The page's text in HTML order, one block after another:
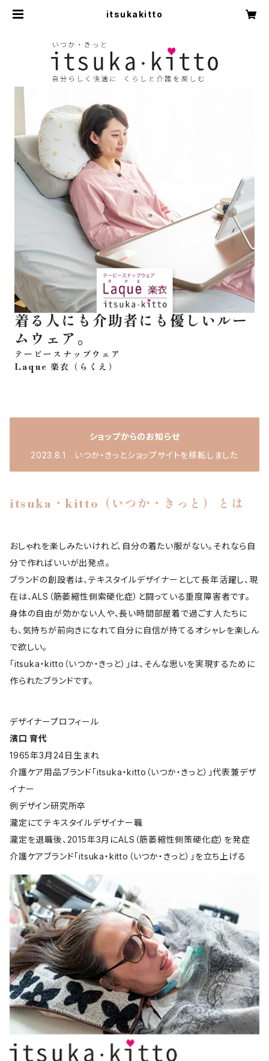
itsukakitto
着る人にも介助者にも優しいルー
ムウェア。
テーピースナップウェア
Laque 楽衣（らくえ）
ショップからのお知らせ
2023.8.1 いつか・きっとショップサイトを移転しました
itsuka・kitto（いつか・きっと） とは
おしゃれを楽しみたいけれど、自分の着たい服がない。それなら自
分で作ればいいが出発点。
ブランドの創設者は、テキスタイルデザイナーとして長年活躍し、現
在は、ALS（筋萎縮性側索硬化症）と闘っている重度障害者です。
身体の自由が効かない人や、長い時間部屋着で過ごす人たちに
も、気持ちが前向きになれて自分に自信が持てるオシャレを楽しん
で欲しい。
「itsuka・kitto（いつか・きっと）」は、そんな思いを実現するために
作られたブランドです。
デザイナープロフィール
濱口 育代
1965年3月24日生まれ
介護ケア用品ブランド「itsuka・kitto（いつか・きっと）」代表兼デザ
イナー
例デザイン研究所卒
瀧定にてテキスタイルデザイナー職
瀧定を退職後、2015年3月にALS（筋萎縮性側策硬化症）を発症
介護ケアブランド「itsuka・kitto（いつか・きっと）」を立ち上げる